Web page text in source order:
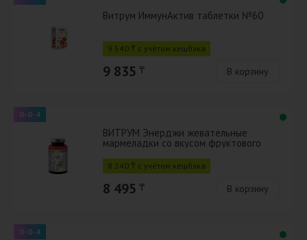
Витрум ИммунАктив таблетки №60
9 540 ₸ с учётом кешбэка
9 835 ₸ В корзину
0-0-4
ВИТРУМ Энерджи жевательные
мармеладки со вкусом фруктового
8 240 ₸ с учётом кешбэка
8 495 ₸ В корзину
0-0-4